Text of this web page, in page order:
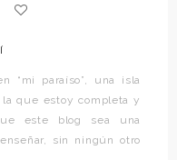
“mi paraíso”, una isla
que estoy completa y
este blog sea una
sin ningún otro